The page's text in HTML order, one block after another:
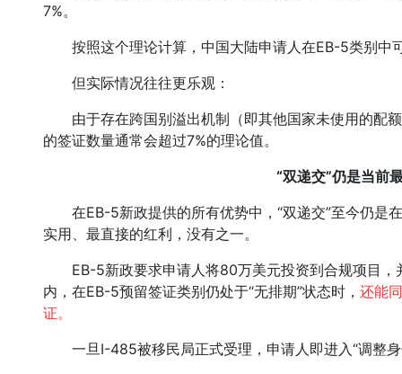
7%。
按照这个理论计算，中国大陆申请人在EB-5类别中
但实际情况往往更乐观：
由于存在跨国别溢出机制（即其他国家未使用的配
的签证数量通常会超过7%的理论值。
“双递交”仍是当前
在EB-5新政提供的所有优势中，“双递交”至今仍是
实用、最直接的红利，没有之一。
EB-5新政要求申请人将80万美元投资到合规项目，
内，在EB-5预留签证类别仍处于“无排期”状态时， 还能
证。
一旦I-485被移民局正式受理，申请人即进入“调整身